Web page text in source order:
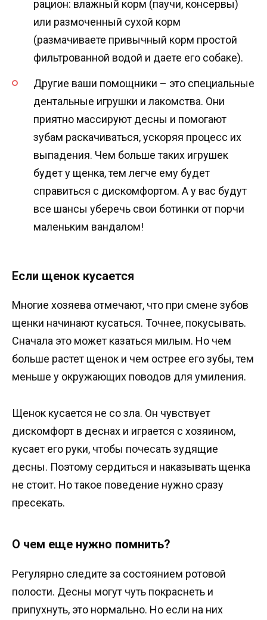
рацион: влажный корм (паучи, консервы)
или размоченный сухой корм
(размачиваете привычный корм простой
фильтрованной водой и даете его собаке).
Другие ваши помощники – это специальные
дентальные игрушки и лакомства. Они
приятно массируют десны и помогают
зубам раскачиваться, ускоряя процесс их
выпадения. Чем больше таких игрушек
будет у щенка, тем легче ему будет
справиться с дискомфортом. А у вас будут
все шансы уберечь свои ботинки от порчи
маленьким вандалом!
Если щенок кусается
Многие хозяева отмечают, что при смене зубов
щенки начинают кусаться. Точнее, покусывать.
Сначала это может казаться милым. Но чем
больше растет щенок и чем острее его зубы, тем
меньше у окружающих поводов для умиления.
Щенок кусается не со зла. Он чувствует
дискомфорт в деснах и играется с хозяином,
кусает его руки, чтобы почесать зудящие
десны. Поэтому сердиться и наказывать щенка
не стоит. Но такое поведение нужно сразу
пресекать.
О чем еще нужно помнить?
Регулярно следите за состоянием ротовой
полости. Десны могут чуть покраснеть и
припухнуть, это нормально. Но если на них